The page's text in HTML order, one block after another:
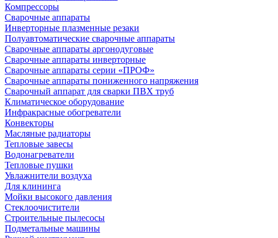
Компрессоры
Сварочные аппараты
Инверторные плазменные резаки
Полуавтоматические сварочные аппараты
Сварочные аппараты аргонодуговые
Сварочные аппараты инверторные
Сварочные аппараты серии «ПРОФ»
Сварочные аппараты пониженного напряжения
Сварочный аппарат для сварки ПВХ труб
Климатическое оборудование
Инфракрасные обогреватели
Конвекторы
Масляные радиаторы
Тепловые завесы
Водонагреватели
Тепловые пушки
Увлажнители воздуха
Для клининга
Мойки высокого давления
Стеклоочистители
Строительные пылесосы
Подметальные машины